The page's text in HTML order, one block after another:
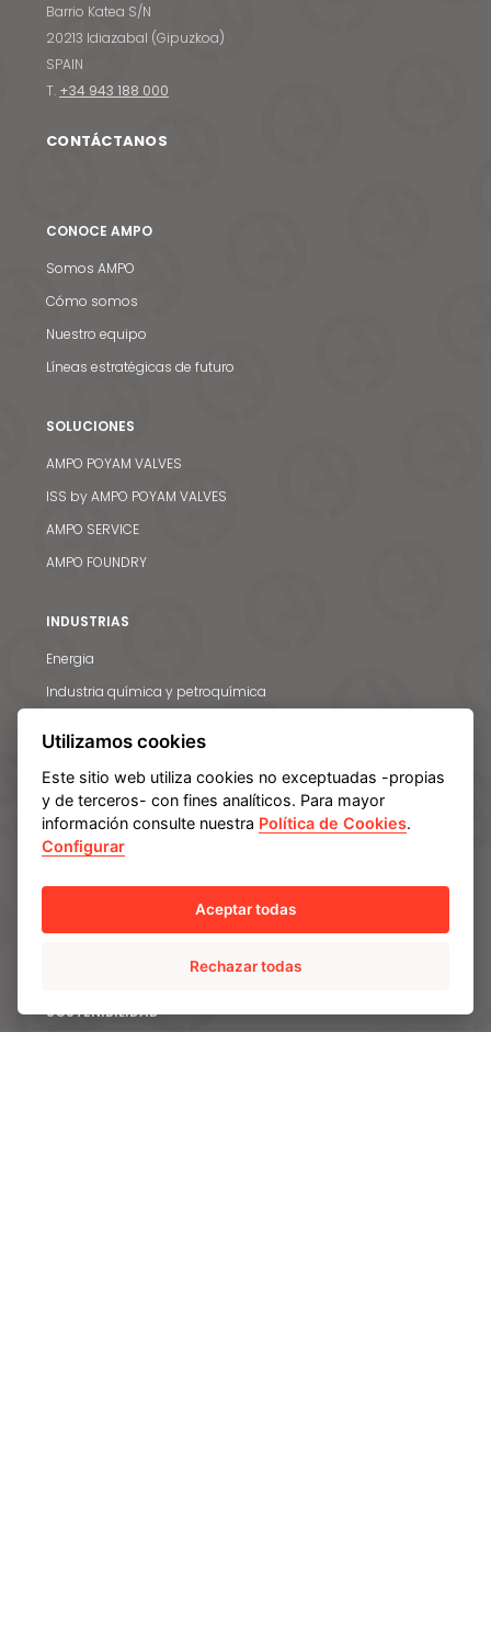
Noticias y medios
Contacto
Barrio Katea S/N
20213 Idiazabal (Gipuzkoa)
SPAIN
T. +34 943 188 000
CONTÁCTANOS
CONOCE AMPO
Somos AMPO
Cómo somos
Nuestro equipo
Líneas estratégicas de futuro
SOLUCIONES
AMPO POYAM VALVES
ISS by AMPO POYAM VALVES
AMPO SERVICE
AMPO FOUNDRY
INDUSTRIAS
Energia
Industria química y petroquímica
CAPACIDADES
Ingeniería e I+D
Materiales
SOSTENIBILIDAD
Utilizamos cookies
Este sitio web utiliza cookies no exceptuadas -propias
y de terceros- con fines analíticos. Para mayor
información consulte nuestra Política de Cookies.
Configurar
Aceptar todas
Rechazar todas